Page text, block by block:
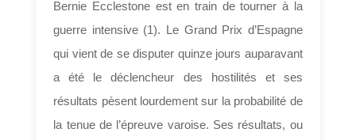
Bernie Ecclestone est en train de tourner à la
guerre intensive (1). Le Grand Prix d’Espagne
qui vient de se disputer quinze jours auparavant
a été le déclencheur des hostilités et ses
résultats pèsent lourdement sur la probabilité de
la tenue de l’épreuve varoise. Ses résultats, ou